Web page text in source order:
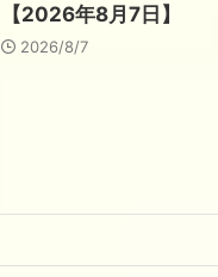
【2026年8月7日】
2026/8/7